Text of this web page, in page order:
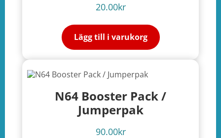
20.00kr
Lägg till i varukorg
N64 Booster Pack /
Jumperpak
90.00kr